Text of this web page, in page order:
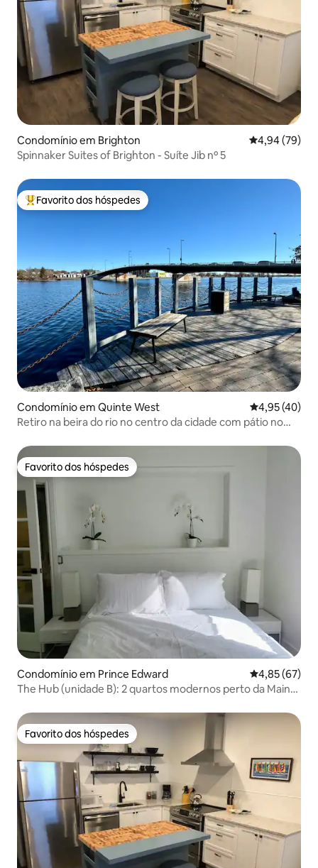
Condomínio em Brighton Classificação
4,94 (79)
Spinnaker Suites of Brighton - Suíte Jib nº 5
Favoritos dos hóspedes mais apreciados
Favorito dos hóspedes
Condomínio em Quinte West Classificação
4,95 (40)
Retiro na beira do rio no centro da cidade com pátio no
Favorito dos hóspedes
Favorito dos hóspedes
Condomínio em Prince Edward Classificação
4,85 (67)
The Hub (unidade B): 2 quartos modernos perto da Main
Favorito dos hóspedes
Favorito dos hóspedes